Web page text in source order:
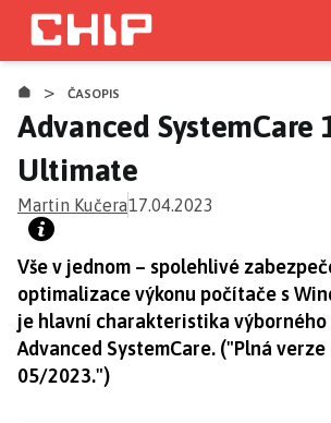
Přejít
hlavnímu
obsahu
> ČASOPIS
Advanced SystemCare
Ultimate
Martin Kučera17.04.2023
Vše v jednom – spolehlivé
optimalizace výkonu počítače s
je hlavní charakteristika výborného
Advanced SystemCare. ("Plná verze
05/2023.")